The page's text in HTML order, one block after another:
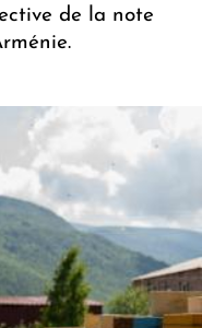
de la note